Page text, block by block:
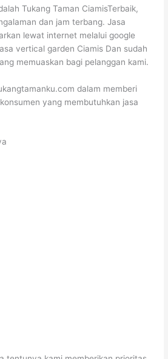
Tukang Taman CiamisTerbaik,
dan jam terbang. Jasa
lewat internet melalui google
vertical garden Ciamis Dan sudah
memuaskan bagi pelanggan kami.
dalam memberi
yang membutuhkan jasa